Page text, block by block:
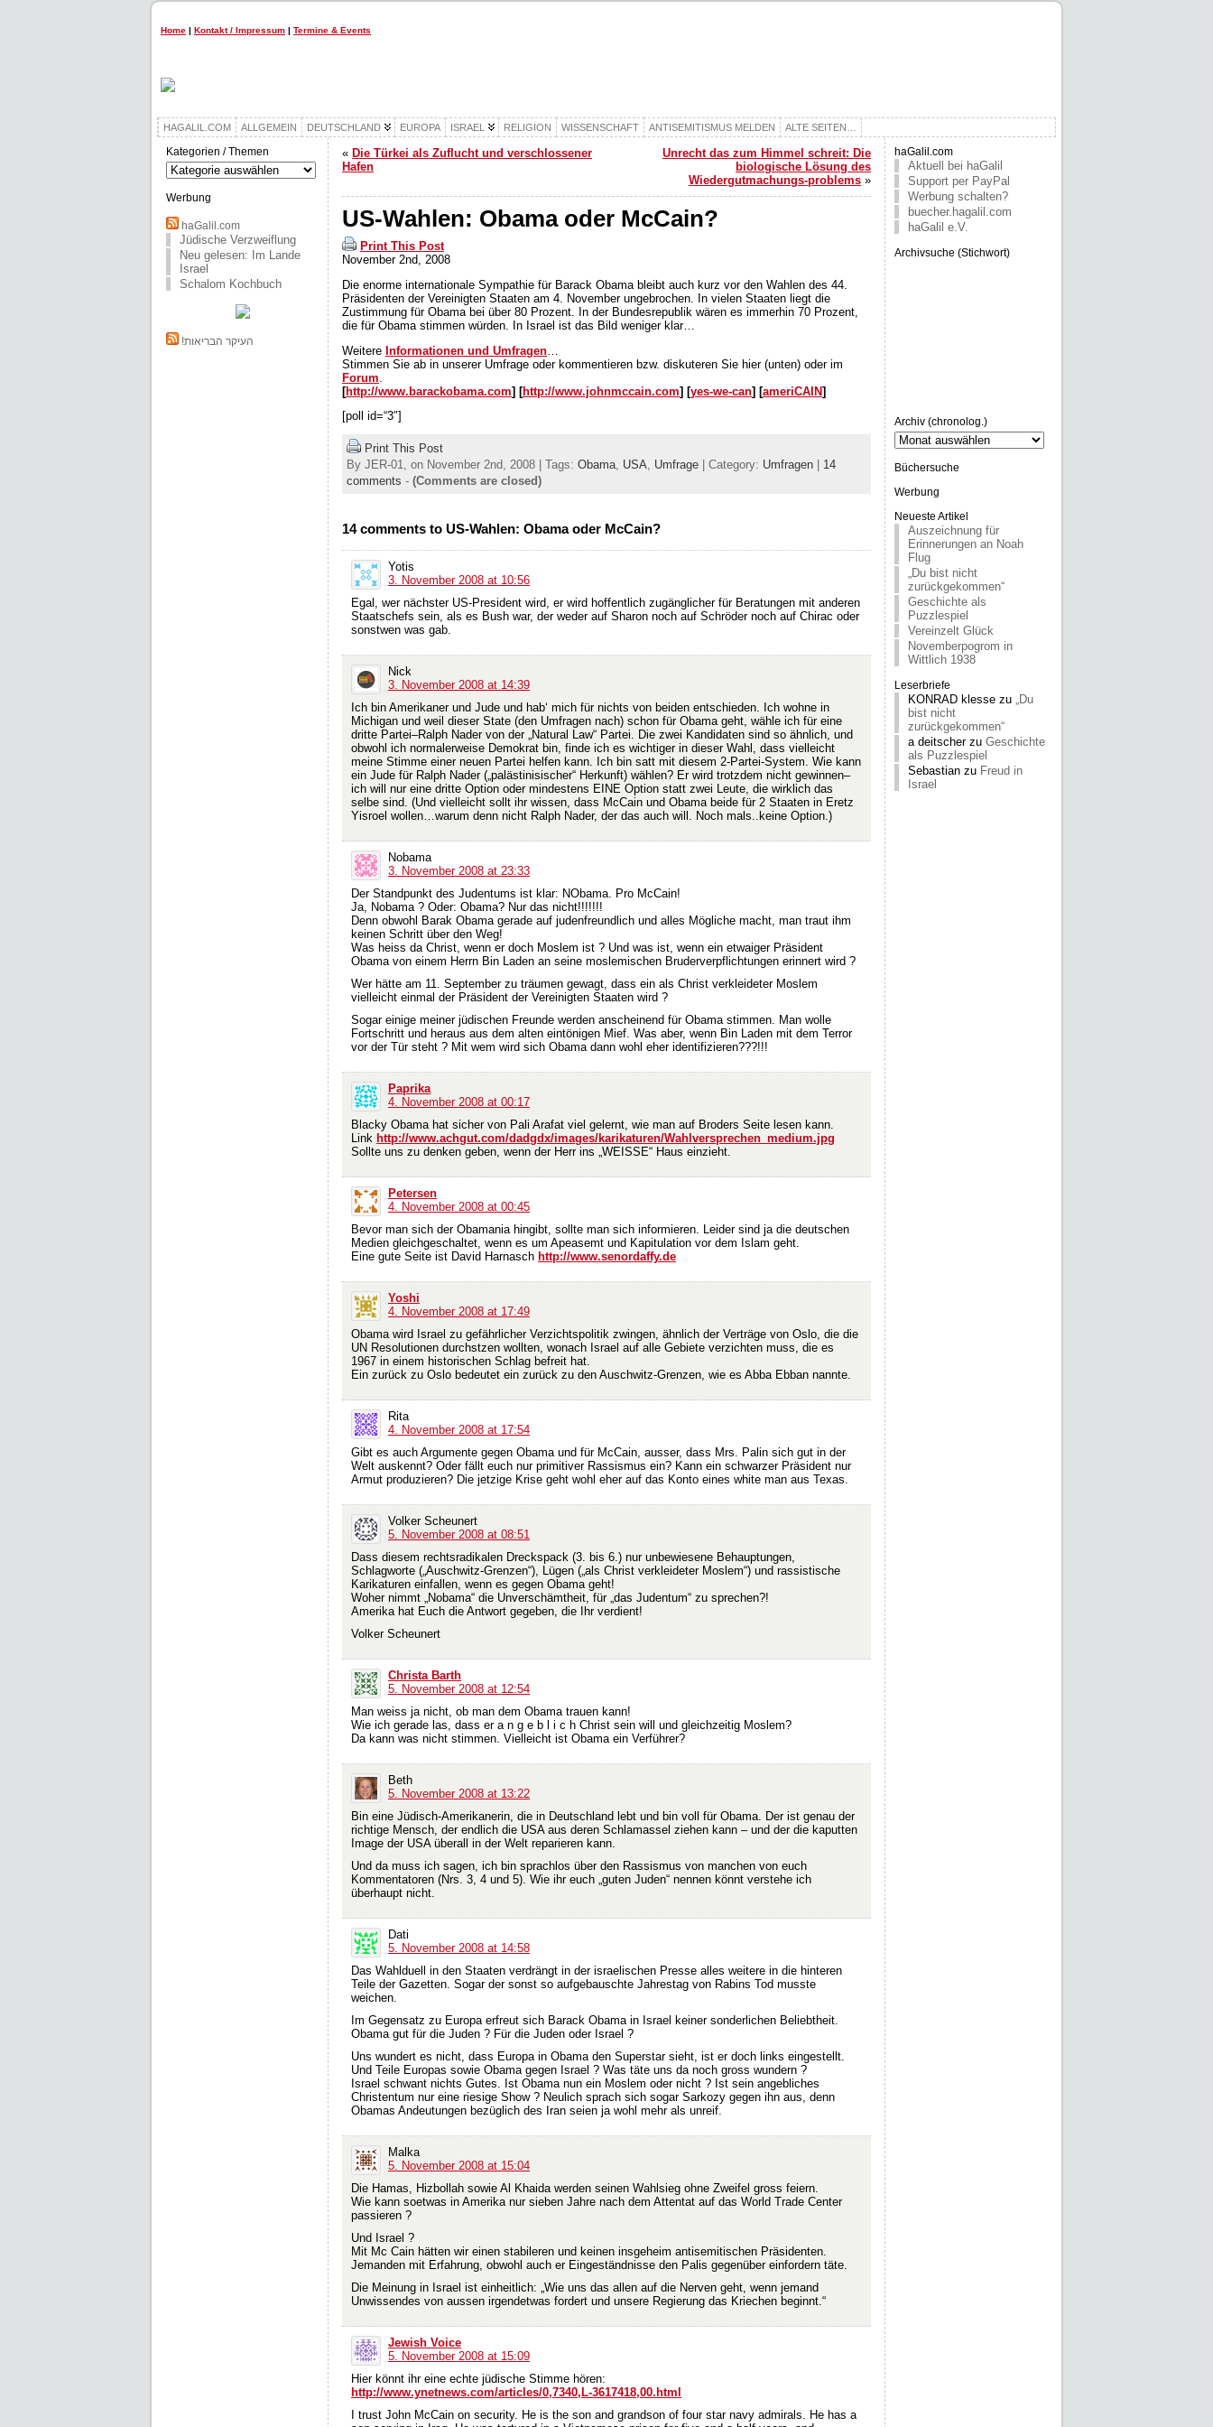
Home | Kontakt / Impressum | Termine & Events
HAGALIL.COM ALLGEMEIN DEUTSCHLAND EUROPA ISRAEL RELIGION WISSENSCHAFT ANTISEMITISMUS MELDEN ALTE SEITEN…
Kategorien / Themen
Kategorien
/
Themen
Werbung
haGalil.com
Jüdische Verzweiflung
Neu gelesen: Im Lande
Israel
Schalom Kochbuch
!העיקר הבריאות
« Die Türkei als Zuflucht und verschlossener
Hafen
Unrecht das zum Himmel schreit: Die
biologische Lösung des
Wiedergutmachungs-problems »
US-Wahlen: Obama oder McCain?
Print This Post
November 2nd, 2008
Die enorme internationale Sympathie für Barack Obama bleibt auch kurz vor den Wahlen des 44.
Präsidenten der Vereinigten Staaten am 4. November ungebrochen. In vielen Staaten liegt die
Zustimmung für Obama bei über 80 Prozent. In der Bundesrepublik wären es immerhin 70 Prozent,
die für Obama stimmen würden. In Israel ist das Bild weniger klar…
Weitere Informationen und Umfragen
Stimmen Sie ab in unserer Umfrage oder kommentieren bzw. diskuteren Sie hier (unten) oder im
Forum
[http://www.barackobama.com] [http://www.johnmccain.com] [yes-we-can] [ameriCAIN]
[poll id=“3″]
Print This Post
By JER-01, on November 2nd, 2008 | Tags: Obama, USA, Umfrage | Category: Umfragen
14
comments - (Comments are closed)
14 comments to US-Wahlen: Obama oder McCain?
Yotis
3. November 2008 at 10:56
Egal, wer nächster US-President wird, er wird hoffentlich zugänglicher für Beratungen mit anderen
Staatschefs sein, als es Bush war, der weder auf Sharon noch auf Schröder noch auf Chirac oder
sonstwen was gab.
Nick
3. November 2008 at 14:39
Ich bin Amerikaner und Jude und hab‘ mich für nichts von beiden entschieden. Ich wohne in
Michigan und weil dieser State (den Umfragen nach) schon für Obama geht, wähle ich für eine
dritte Partei–Ralph Nader von der „Natural Law“ Partei. Die zwei Kandidaten sind so ähnlich, und
obwohl ich normalerweise Demokrat bin, finde ich es wichtiger in dieser Wahl, dass vielleicht
meine Stimme einer neuen Partei helfen kann. Ich bin satt mit diesem 2-Partei-System. Wie kann
ein Jude für Ralph Nader („palästinisischer“ Herkunft) wählen? Er wird trotzdem nicht gewinnen–
ich will nur eine dritte Option oder mindestens EINE Option statt zwei Leute, die wirklich das
selbe sind. (Und vielleicht sollt ihr wissen, dass McCain und Obama beide für 2 Staaten in Eretz
Yisroel wollen…warum denn nicht Ralph Nader, der das auch will. Noch mals..keine Option.)
Nobama
3. November 2008 at 23:33
Der Standpunkt des Judentums ist klar: NObama. Pro McCain!
Ja, Nobama ? Oder: Obama? Nur das nicht!!!!!!!
Denn obwohl Barak Obama gerade auf judenfreundlich und alles Mögliche macht, man traut ihm
keinen Schritt über den Weg!
Was heiss da Christ, wenn er doch Moslem ist ? Und was ist, wenn ein etwaiger Präsident
Obama von einem Herrn Bin Laden an seine moslemischen Bruderverpflichtungen erinnert wird ?
Wer hätte am 11. September zu träumen gewagt, dass ein als Christ verkleideter Moslem
vielleicht einmal der Präsident der Vereinigten Staaten wird ?
Sogar einige meiner jüdischen Freunde werden anscheinend für Obama stimmen. Man wolle
Fortschritt und heraus aus dem alten eintönigen Mief. Was aber, wenn Bin Laden mit dem Terror
vor der Tür steht ? Mit wem wird sich Obama dann wohl eher identifizieren???!!!
Paprika
4. November 2008 at 00:17
Blacky Obama hat sicher von Pali Arafat viel gelernt, wie man auf Broders Seite lesen kann.
Link http://www.achgut.com/dadgdx/images/karikaturen/Wahlversprechen_medium.jpg
Sollte uns zu denken geben, wenn der Herr ins „WEISSE“ Haus einzieht.
Petersen
4. November 2008 at 00:45
Bevor man sich der Obamania hingibt, sollte man sich informieren. Leider sind ja die deutschen
Medien gleichgeschaltet, wenn es um Apeasemt und Kapitulation vor dem Islam geht.
Eine gute Seite ist David Harnasch http://www.senordaffy.de
Yoshi
4. November 2008 at 17:49
Obama wird Israel zu gefährlicher Verzichtspolitik zwingen, ähnlich der Verträge von Oslo, die die
UN Resolutionen durchstzen wollten, wonach Israel auf alle Gebiete verzichten muss, die es
1967 in einem historischen Schlag befreit hat.
Ein zurück zu Oslo bedeutet ein zurück zu den Auschwitz-Grenzen, wie es Abba Ebban nannte.
Rita
4. November 2008 at 17:54
Gibt es auch Argumente gegen Obama und für McCain, ausser, dass Mrs. Palin sich gut in der
Welt auskennt? Oder fällt euch nur primitiver Rassismus ein? Kann ein schwarzer Präsident nur
Armut produzieren? Die jetzige Krise geht wohl eher auf das Konto eines white man aus Texas.
Volker Scheunert
5. November 2008 at 08:51
Dass diesem rechtsradikalen Dreckspack (3. bis 6.) nur unbewiesene Behauptungen,
Schlagworte („Auschwitz-Grenzen“), Lügen („als Christ verkleideter Moslem“) und rassistische
Karikaturen einfallen, wenn es gegen Obama geht!
Woher nimmt „Nobama“ die Unverschämtheit, für „das Judentum“ zu sprechen?!
Amerika hat Euch die Antwort gegeben, die Ihr verdient!
Volker Scheunert
Christa Barth
5. November 2008 at 12:54
Man weiss ja nicht, ob man dem Obama trauen kann!
Wie ich gerade las, dass er a n g e b l i c h Christ sein will und gleichzeitig Moslem?
Da kann was nicht stimmen. Vielleicht ist Obama ein Verführer?
Beth
5. November 2008 at 13:22
Bin eine Jüdisch-Amerikanerin, die in Deutschland lebt und bin voll für Obama. Der ist genau der
richtige Mensch, der endlich die USA aus deren Schlamassel ziehen kann – und der die kaputten
Image der USA überall in der Welt reparieren kann.
Und da muss ich sagen, ich bin sprachlos über den Rassismus von manchen von euch
Kommentatoren (Nrs. 3, 4 und 5). Wie ihr euch „guten Juden“ nennen könnt verstehe ich
überhaupt nicht.
Dati
5. November 2008 at 14:58
Das Wahlduell in den Staaten verdrängt in der israelischen Presse alles weitere in die hinteren
Teile der Gazetten. Sogar der sonst so aufgebauschte Jahrestag von Rabins Tod musste
weichen.
Im Gegensatz zu Europa erfreut sich Barack Obama in Israel keiner sonderlichen Beliebtheit.
Obama gut für die Juden ? Für die Juden oder Israel ?
Uns wundert es nicht, dass Europa in Obama den Superstar sieht, ist er doch links eingestellt.
Und Teile Europas sowie Obama gegen Israel ? Was täte uns da noch gross wundern ?
Israel schwant nichts Gutes. Ist Obama nun ein Moslem oder nicht ? Ist sein angebliches
Christentum nur eine riesige Show ? Neulich sprach sich sogar Sarkozy gegen ihn aus, denn
Obamas Andeutungen bezüglich des Iran seien ja wohl mehr als unreif.
Malka
5. November 2008 at 15:04
Die Hamas, Hizbollah sowie Al Khaida werden seinen Wahlsieg ohne Zweifel gross feiern.
Wie kann soetwas in Amerika nur sieben Jahre nach dem Attentat auf das World Trade Center
passieren ?
Und Israel ?
Mit Mc Cain hätten wir einen stabileren und keinen insgeheim antisemitischen Präsidenten.
Jemanden mit Erfahrung, obwohl auch er Eingeständnisse den Palis gegenüber einfordern täte.
Die Meinung in Israel ist einheitlich: „Wie uns das allen auf die Nerven geht, wenn jemand
Unwissendes von aussen irgendetwas fordert und unsere Regierung das Kriechen beginnt.“
Jewish Voice
5. November 2008 at 15:09
Hier könnt ihr eine echte jüdische Stimme hören:
http://www.ynetnews.com/articles/0,7340,L-3617418,00.html
I trust John McCain on security. He is the son and grandson of four star navy admirals. He has a
haGalil.com
Aktuell bei haGalil
Support per PayPal
Werbung schalten?
buecher.hagalil.com
haGalil e.V.
Archivsuche (Stichwort)
Archiv (chronolog.)
Archiv
(chronolog.)
Büchersuche
Werbung
Neueste Artikel
Auszeichnung für
Erinnerungen an Noah
Flug
„Du bist nicht
zurückgekommen“
Geschichte als
Puzzlespiel
Vereinzelt Glück
Novemberpogrom in
Wittlich 1938
Leserbriefe
KONRAD klesse zu „Du
bist nicht
zurückgekommen“
a deitscherzu Geschichte
als Puzzlespiel
Sebastian zu Freud in
Israel